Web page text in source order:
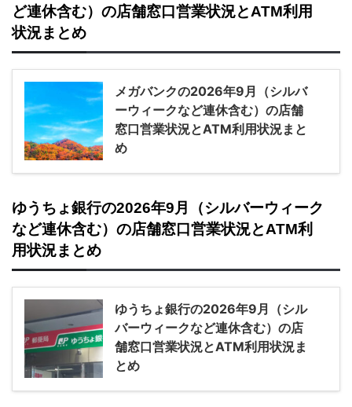
ど連休含む）の店舗窓口営業状況とATM利用
状況まとめ
メガバンクの2026年9月（シルバ
ーウィークなど連休含む）の店舗
窓口営業状況とATM利用状況まと
め
ゆうちょ銀行の2026年9月（シルバーウィーク
など連休含む）の店舗窓口営業状況とATM利
用状況まとめ
ゆうちょ銀行の2026年9月（シル
バーウィークなど連休含む）の店
舗窓口営業状況とATM利用状況ま
とめ